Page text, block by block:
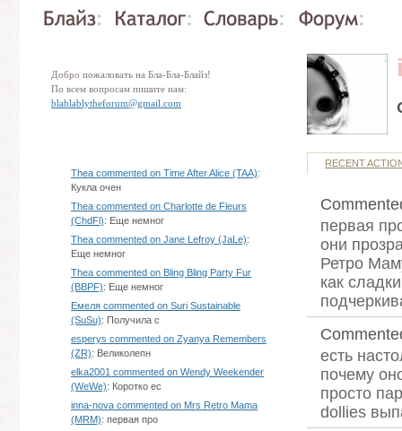
Добро пожаловать на Бла-Бла-Блайз!
По всем вопросам пишите нам:
blablablytheforum@gmail.com
Thea commented on Time After Alice (TAA):
Кукла очен
Thea commented on Charlotte de Fleurs
(ChdFl): Еще немног
Thea commented on Jane Lefroy (JaLe):
Еще немног
Thea commented on Bling Bling Party Fur
(BBPF): Еще немног
Емеля commented on Suri Sustainable
(SuSu): Получила с
esperys commented on Zyanya Remembers
(ZR): Великолепн
elka2001 commented on Wendy Weekender
(WeWe): Коротко ес
inna-nova commented on Mrs Retro Mama
(MRM): первая про
RECENT
первая
они
Ретро
как
есть
почему
просто
dollies